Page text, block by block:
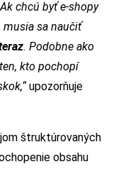
chcú byť e-shopy
musia sa naučiť
. Podobne ako
kto pochopí
upozorňuje
štruktúrovaných
obsahu